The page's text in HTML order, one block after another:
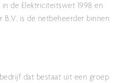
de Elektriciteitswet 1998 en
B.V. is de netbeheerder binnen
dat bestaat uit een groep